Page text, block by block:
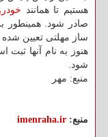
هستیم تا همانند
صادر شود. همینطور
ساز مهلتی تعیین
هنوز به نام آنها
شود.
منبع: مهر
منبع: imenraha.ir